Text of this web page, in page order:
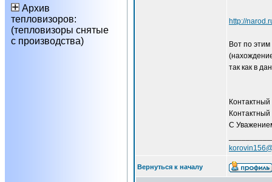
Архив
тепловизоров:
(тепловизоры снятые
с производства)
http://
Вот по
так как в
С
Вернуться к началу